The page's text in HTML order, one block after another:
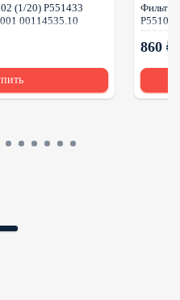
(1/20) P551433
00114535.10
Фильтр
860 ₽